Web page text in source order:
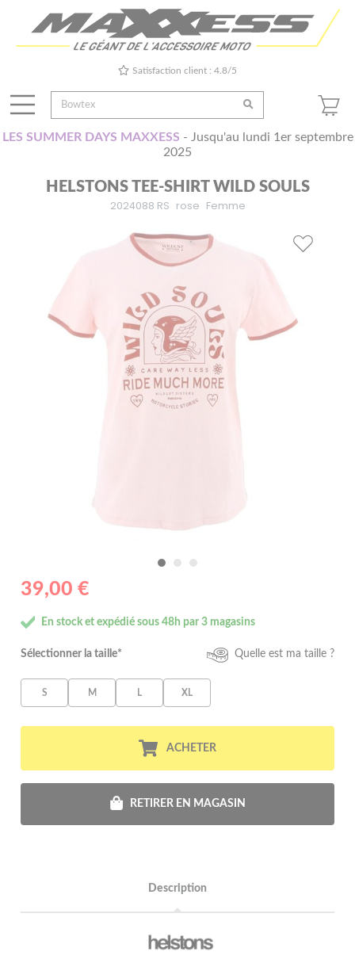
Satisfaction client : 4.8/5
LES SUMMER DAYS MAXXESS - Jusqu'au lundi 1er septembre
2025
HELSTONS TEE-SHIRT WILD SOULS
2024088 RS rose Femme
39,00 €
En stock et expédié sous 48h par 3 magasins
Sélectionner la taille* Quelle est ma taille ?
S M L XL
ACHETER
RETIRER EN MAGASIN
Description